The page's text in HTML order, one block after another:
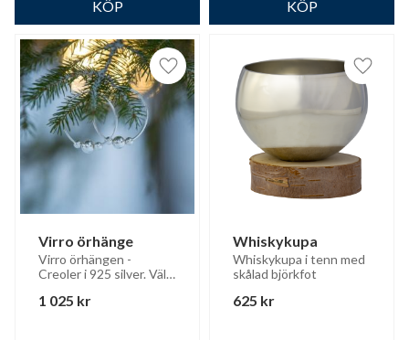
Virro örhänge
Virro örhängen -
Creoler i 925 silver. Välj
1 025 kr
Lägg till i favoriter
Whiskykupa
Whiskykupa i tenn med
skålad björkfot
625 kr
Lägg